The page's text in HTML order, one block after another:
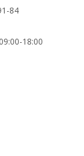
84
18:00